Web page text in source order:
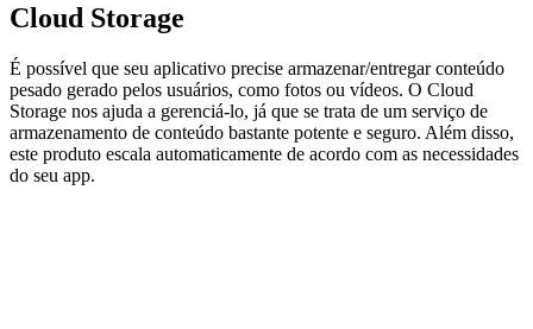
Cloud Storage
É possível que seu aplicativo precise armazenar/entregar conteúdo
pesado gerado pelos usuários, como fotos ou vídeos. O Cloud
Storage nos ajuda a gerenciá-lo, já que se trata de um serviço de
armazenamento de conteúdo bastante potente e seguro. Além disso,
este produto escala automaticamente de acordo com as necessidades
do seu app.